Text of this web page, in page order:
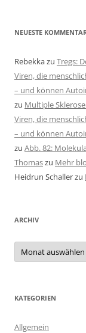
NEUESTE
Rebekkazu Tregs:
Viren, die
– und können
zu Multiple
Viren, die
– und können
zu Abb. 82:
Thomaszu Mehr
Heidrun Schallerzu
ARCHIV
Archiv
KATEGORIEN
Allgemein